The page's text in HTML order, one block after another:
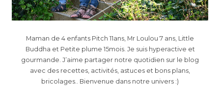
Maman de 4 enfants Pitch 11ans, Mr Loulou 7 ans, Little
Buddha et Petite plume 15mois. Je suis hyperactive et
gourmande. J’aime partager notre quotidien sur le blog
avec des recettes, activités, astuces et bons plans,
bricolages.. Bienvenue dans notre univers :)